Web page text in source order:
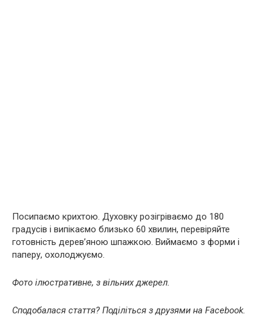
Посипаємо крихтою. Духовку розігріваємо до 180
градусів і випікаємо близько 60 хвилин, перевіряйте
готовність дерев’яною шпажкою. Виймаємо з форми і
паперу, охолоджуємо.
Фото ілюстративне, з вільних джерел.
Сподобалася стаття? Поділіться з друзями на Facebook.